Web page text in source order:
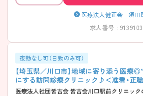
医療法人健正会 須田
求人番号 : 9139103
夜勤なし可（日勤のみ可）
【埼玉県／川口市】地域に寄り添う医療
にする訪問診療クリニック♪＜准看・正
医療法人社団皆吉会 皆吉会川口駅前クリニッ